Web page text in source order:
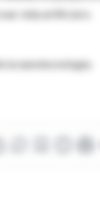
vida artificial a
la nanotecnología.